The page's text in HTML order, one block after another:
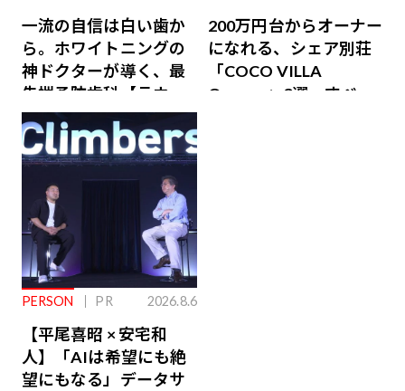
一流の自信は白い歯か
ら。ホワイトニングの
神ドクターが導く、最
先端予防歯科【ラウン
ジ会員特典あり】
200万円台からオーナー
になれる、シェア別荘
「COCO VILLA
Owners」3選。すべて
PERSON PR 2026.8.6
【平尾喜昭 × 安宅和
人】「AIは希望にも絶
望にもなる」データサ